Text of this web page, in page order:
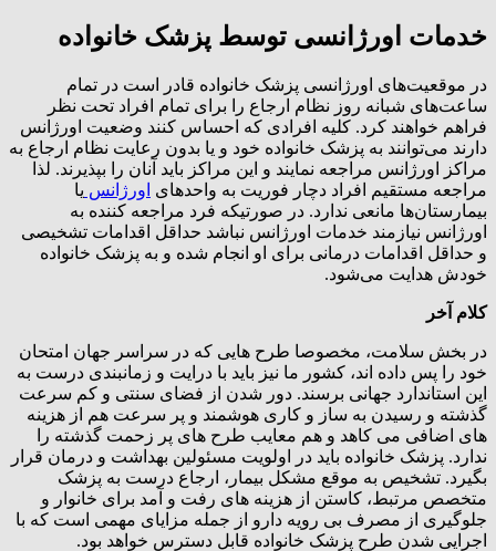
خدمات اورژانسی توسط پزشک خانواده
در موقعیت‌های اورژانسی پزشک خانواده قادر است در تمام
ساعت‌های شبانه روز نظام ارجاع را برای تمام افراد تحت نظر
فراهم خواهند کرد. کلیه افرادی که احساس کنند وضعیت اورژانس
دارند می‌توانند به پزشک خانواده خود و یا بدون رعایت نظام ارجاع به
مراکز اورژانس مراجعه نمایند و این مراکز باید آنان را بپذیرند. لذا
مراجعه مستقیم افراد دچار فوریت به واحدهای اورژانس یا
بیمارستان‌ها مانعی ندارد. در صورتیکه فرد مراجعه کننده به
اورژانس نیازمند خدمات اورژانس نباشد حداقل اقدامات تشخیصی
و حداقل اقدامات درمانی برای او انجام شده و به پزشک خانواده
خودش هدایت می‌شود.
کلام آخر
در بخش سلامت، مخصوصا طرح هایی که در سراسر جهان امتحان
خود را پس داده اند، کشور ما نیز باید با درایت و زمانبندی درست به
این استاندارد جهانی برسند. دور شدن از فضای سنتی و کم سرعت
گذشته و رسیدن به ساز و کاری هوشمند و پر سرعت هم از هزینه
های اضافی می کاهد و هم معایب طرح های پر زحمت گذشته را
ندارد. پزشک خانواده باید در اولویت مسئولین بهداشت و درمان قرار
بگیرد. تشخیص به موقع مشکل بیمار، ارجاع درست به پزشک
متخصص مرتبط، کاستن از هزینه های رفت و آمد برای خانوار و
جلوگیری از مصرف بی رویه دارو از جمله مزایای مهمی است که با
اجرایی شدن طرح پزشک خانواده قابل دسترس خواهد بود.